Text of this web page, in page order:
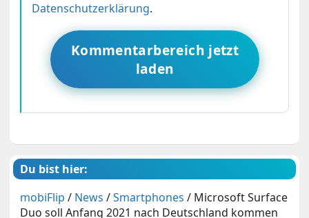
Datenschutzerklärung.
Kommentarbereich jetzt
laden
Du bist hier:
mobiFlip / News /Smartphones / Microsoft Surface
Duo soll Anfang 2021 nach Deutschland kommen